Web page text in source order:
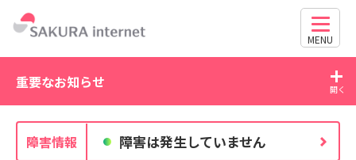
MENU
重要なお知らせ
2026/07/21
WordPress の脆弱性にご注意ください（CVE-2026-
障害情報 障害は発生していません